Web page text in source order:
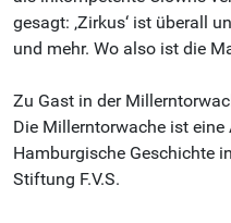
gesagt: ‚Zirkus‘ ist überall
und mehr. Wo also ist die
Zu Gast in der
Die Millerntorwache ist
Hamburgische Geschichte
Stiftung F.V.S.